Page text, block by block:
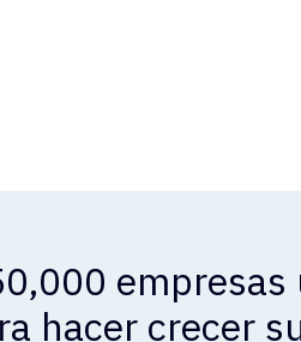
empresas
hacer crecer